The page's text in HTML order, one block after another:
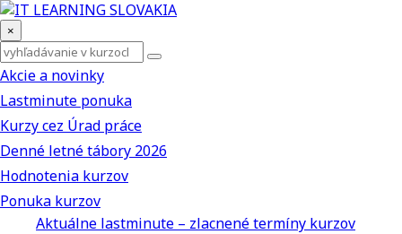
×
Akcie a novinky
Lastminute ponuka
Kurzy cez Úrad práce
Denné letné tábory 2026
Hodnotenia kurzov
Ponuka kurzov
Aktuálne lastminute – zlacnené termíny kurzov